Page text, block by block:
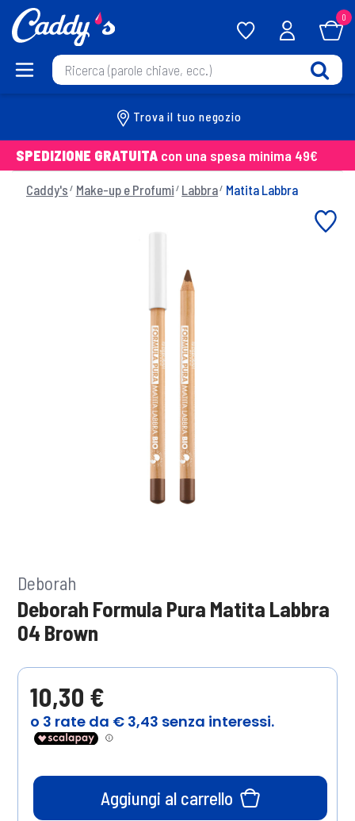
0
Trova il tuo negozio
SPEDIZIONE GRATUITA con una spesa minima 49€
Caddy's Make-up e Profumi Labbra Matita Labbra
Deborah
Deborah Formula Pura Matita Labbra
04 Brown
10,30 €
Aggiungi al carrello